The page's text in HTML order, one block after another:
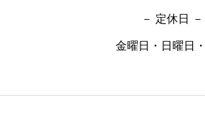
－ 定休日 －
金曜日・日曜日